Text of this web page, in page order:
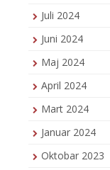
Juli 2024
Juni 2024
Maj 2024
April 2024
Mart 2024
Januar 2024
Oktobar 2023